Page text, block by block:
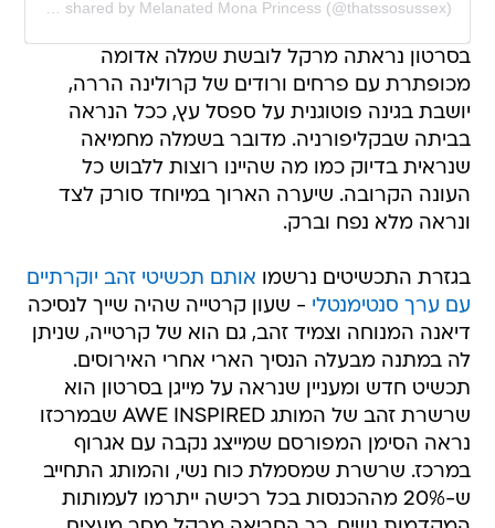
בסרטון נראתה מרקל לובשת שמלה אדומה
מכופתרת עם פרחים ורודים של קרולינה הררה,
יושבת בגינה פוטוגנית על ספסל עץ, ככל הנראה
בביתה שבקליפורניה. מדובר בשמלה מחמיאה
שנראית בדיוק כמו מה שהיינו רוצות ללבוש כל
העונה הקרובה. שיערה הארוך במיוחד סורק לצד
ונראה מלא נפח וברק.
בגזרת התכשיטים נרשמו אותם תכשיטי זהב יוקרתיים
עם ערך סנטימנטלי - שעון קרטייה שהיה שייך לנסיכה
דיאנה המנוחה וצמיד זהב, גם הוא של קרטייה, שניתן
לה במתנה מבעלה הנסיך הארי אחרי האירוסים.
תכשיט חדש ומעניין שנראה על מייגן בסרטון הוא
שרשרת זהב של המותג AWE INSPIRED שבמרכזו
נראה הסימן המפורסם שמייצג נקבה עם אגרוף
במרכז. שרשרת שמסמלת כוח נשי, והמותג התחייב
ש-20% מההכנסות בכל רכישה ייתרמו לעמותות